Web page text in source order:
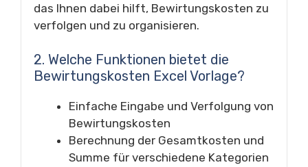
das Ihnen dabei hilft, Bewirtungskosten zu
verfolgen und zu organisieren.
2. Welche Funktionen bietet die
Bewirtungskosten Excel Vorlage?
Einfache Eingabe und Verfolgung von
Bewirtungskosten
Berechnung der Gesamtkosten und
Summe für verschiedene Kategorien